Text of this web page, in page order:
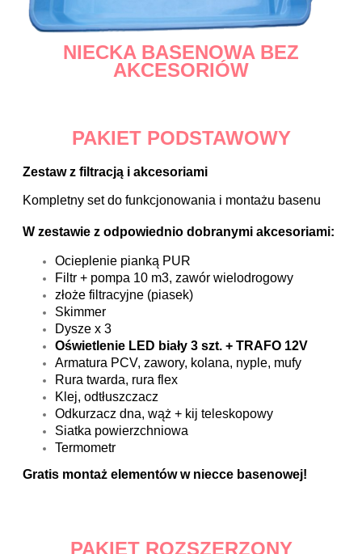
NIECKA BASENOWA BEZ
AKCESORIÓW
PAKIET PODSTAWOWY
Zestaw z filtracją i akcesoriami
Kompletny set do funkcjonowania i montażu basenu
W zestawie z odpowiednio dobranymi akcesoriami:
Ocieplenie pianką PUR
Filtr + pompa 10 m3, zawór wielodrogowy
złoże filtracyjne (piasek)
Skimmer
Dysze x 3
Oświetlenie LED biały 3 szt. + TRAFO 12V
Armatura PCV, zawory, kolana, nyple, mufy
Rura twarda, rura flex
Klej, odtłuszczacz
Odkurzacz dna, wąż + kij teleskopowy
Siatka powierzchniowa
Termometr
Gratis montaż elementów w niecce basenowej!
PAKIET ROZSZERZONY